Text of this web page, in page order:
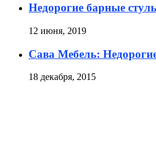
Недорогие барные
12 июня, 2019
Сава Мебель:
18 декабря, 2015